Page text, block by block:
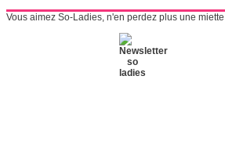
Vous aimez So-Ladies, n'en perdez plus une